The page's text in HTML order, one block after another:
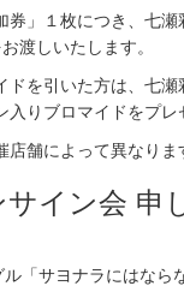
券」１枚につき、七瀬
渡しいたします。
ドを引いた方は、七
入りブロマイドをプレ
舗によって異なりま
イン会 申
「サヨナラにはなら